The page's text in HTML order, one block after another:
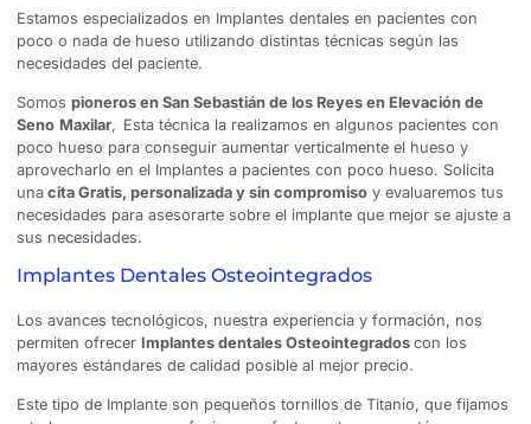
Estamos especializados en Implantes dentales en pacientes con
poco o nada de hueso utilizando distintas técnicas según las
necesidades del paciente.
Somos pioneros en San Sebastián de los Reyes en Elevación de
Seno Maxilar, Esta técnica la realizamos en algunos pacientes con
poco hueso para conseguir aumentar verticalmente el hueso y
aprovecharlo en el Implantes a pacientes con poco hueso. Solicita
una cita Gratis, personalizada y sin compromiso y evaluaremos tus
necesidades para asesorarte sobre el implante que mejor se ajuste a
sus necesidades.
Implantes Dentales Osteointegrados
Los avances tecnológicos, nuestra experiencia y formación, nos
permiten ofrecer Implantes dentales Osteointegrados con los
mayores estándares de calidad posible al mejor precio.
Este tipo de Implante son pequeños tornillos de Titanio, que fijamos